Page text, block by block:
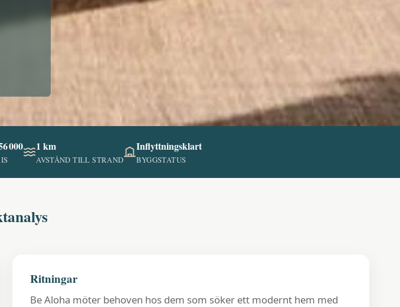
000 1 km
AVSTÅND TILL STRAND
Inflyttningsklart
BYGGSTATUS
Ritningar
Be Aloha möter behoven hos dem som söker ett modernt hem med